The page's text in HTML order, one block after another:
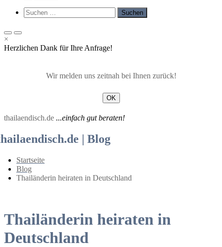
Such-
Formular
Suchen
nach:
Primäres
Menü
für
Primäres
Menü
für
×
Herzlichen Dank für Ihre Anfrage!
Wir melden uns zeitnah bei Ihnen zurück!
OK
thailaendisch.de ...einfach gut beraten!
| Blog
Startseite
Blog
Thailänderin heiraten in Deutschland
Thailänderin heiraten in
Deutschland